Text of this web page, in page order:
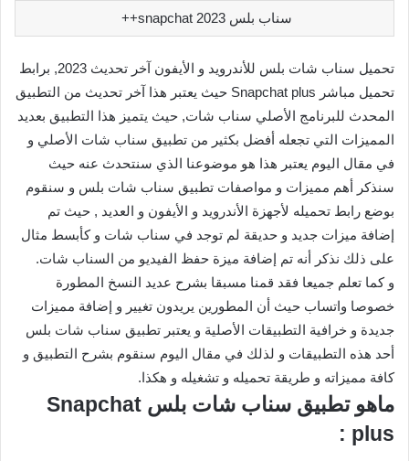
سناب بلس 2023 snapchat++
تحميل سناب شات بلس للأندرويد و الأيفون آخر تحديث 2023, برابط
تحميل مباشر Snapchat plus حيث يعتبر هذا آخر تحديث من التطبيق
المحدث للبرنامج الأصلي سناب شات, حيث يتميز هذا التطبيق بعديد
المميزات التي تجعله أفضل بكثير من تطبيق سناب شات الأصلي و
في مقال اليوم يعتبر هذا هو موضوعنا الذي سنتحدث عنه حيث
سنذكر أهم مميزات و مواصفات تطبيق سناب شات بلس و سنقوم
بوضع رابط تحميله لأجهزة الأندرويد و الأيفون و العديد , حيث تم
إضافة ميزات جديد و حديقة لم توجد في سناب شات و كأبسط مثال
على ذلك نذكر أنه تم إضافة ميزة حفظ الفيديو من السناب شات.
و كما تعلم جميعا فقد قمنا مسبقا بشرح عديد النسخ المطورة
خصوصا واتساب حيث أن المطورين يريدون تغيير و إضافة مميزات
جديدة و خرافية التطبيقات الأصلية و يعتبر تطبيق سناب شات بلس
أحد هذه التطبيقات و لذلك في مقال اليوم سنقوم بشرح التطبيق و
كافة مميزاته و طريقة تحميله و تشغيله و هكذا.
ماهو تطبيق سناب شات بلس Snapchat
plus :